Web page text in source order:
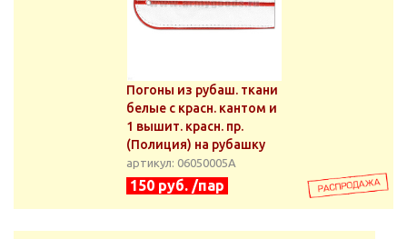
Погоны из рубаш. ткани
белые с красн. кантом и
1 вышит. красн. пр.
(Полиция) на рубашку
артикул: 06050005А
150 руб. /пар